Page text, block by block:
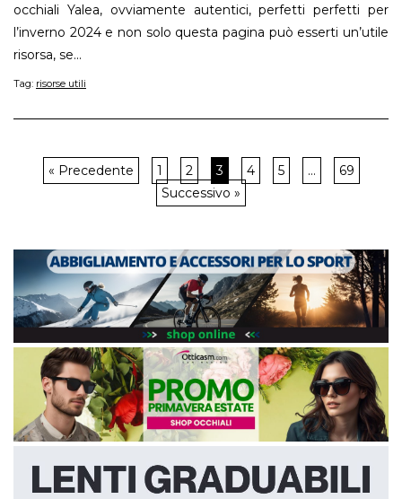
occhiali Yalea, ovviamente autentici, perfetti perfetti per
l’inverno 2024 e non solo questa pagina può esserti un’utile
risorsa, se...
Tag: risorse utili
« Precedente 1 2 3 4 5 …
69
Successivo »